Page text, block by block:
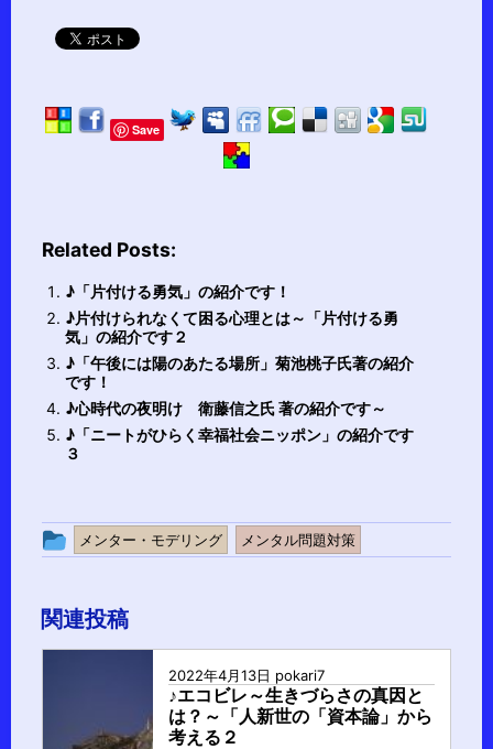
Save
Related Posts:
♪「片付ける勇気」の紹介です！
♪片付けられなくて困る心理とは～「片付ける勇
気」の紹介です２
♪「午後には陽のあたる場所」菊池桃子氏著の紹介
です！
♪心時代の夜明け 衛藤信之氏 著の紹介です～
♪「ニートがひらく幸福社会ニッポン」の紹介です
３
投
ル
ー
メンター・モデリング メンタル問題対策
関連投稿
2022年4月13日 pokari7
♪エコビレ～生きづらさの真因と
は？～「人新世の「資本論」から
考える２